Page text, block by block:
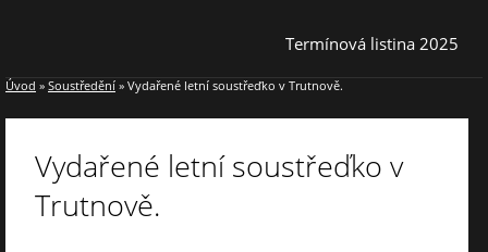
Termínová listina 2025
Úvod » Soustředění » Vydařené letní soustřeďko v Trutnově.
Vydařené letní soustřeďko v
Trutnově.